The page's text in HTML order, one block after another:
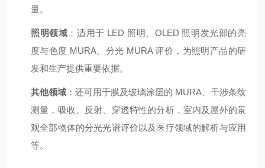
量。
照明领域 ：适用于 LED 照明、OLED 照明发光部的亮
度与色度 MURA、分光 MURA 评价，为照明产品的研
发和生产提供重要依据。
其他领域 ：还可用于膜及玻璃涂层的 MURA、干涉条纹
测量，吸收、反射、穿透特性的分析，室内及屋外的景
观全部物体的分光光谱评价以及医疗领域的解析与应用
等。